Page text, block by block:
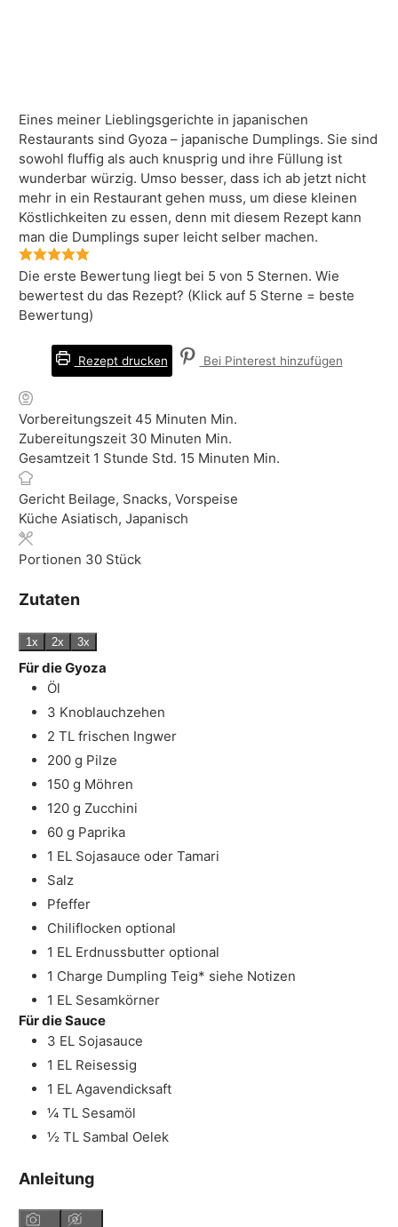
Eines meiner Lieblingsgerichte in japanischen
Restaurants sind Gyoza – japanische Dumplings. Sie sind
sowohl fluffig als auch knusprig und ihre Füllung ist
wunderbar würzig. Umso besser, dass ich ab jetzt nicht
mehr in ein Restaurant gehen muss, um diese kleinen
Köstlichkeiten zu essen, denn mit diesem Rezept kann
man die Dumplings super leicht selber machen.
Die erste Bewertung liegt bei 5 von 5 Sternen. Wie
bewertest du das Rezept? (Klick auf 5 Sterne = beste
Bewertung)
Rezept drucken Bei Pinterest hinzufügen
Vorbereitungszeit 45 Minuten Min.
Zubereitungszeit 30 Minuten Min.
Gesamtzeit 1 Stunde Std. 15 Minuten Min.
Gericht Beilage, Snacks, Vorspeise
Küche Asiatisch, Japanisch
Portionen 30 Stück
Zutaten
1x 2x 3x
Für die Gyoza
Öl
3 Knoblauchzehen
2 TL frischen Ingwer
200 g Pilze
150 g Möhren
120 g Zucchini
60 g Paprika
1 EL Sojasauce oder Tamari
Salz
Pfeffer
Chiliflocken optional
1 EL Erdnussbutter optional
1 Charge Dumpling Teig* siehe Notizen
1 EL Sesamkörner
Für die Sauce
3 EL Sojasauce
1 EL Reisessig
1 EL Agavendicksaft
¼ TL Sesamöl
½ TL Sambal Oelek
Anleitung